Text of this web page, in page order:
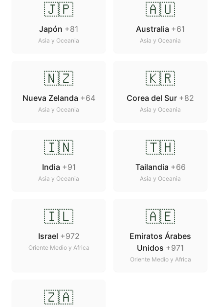
🇯🇵
Japón +81
Asia y Oceania
🇦🇺
Australia +61
Asia y Oceania
🇳🇿
Nueva Zelanda +64
Asia y Oceania
🇰🇷
Corea del Sur +82
Asia y Oceania
🇮🇳
India +91
Asia y Oceania
🇹🇭
Tailandia +66
Asia y Oceania
🇮🇱
Israel +972
Oriente Medio y Africa
🇦🇪
Emiratos Árabes
Unidos +971
Oriente Medio y Africa
🇿🇦